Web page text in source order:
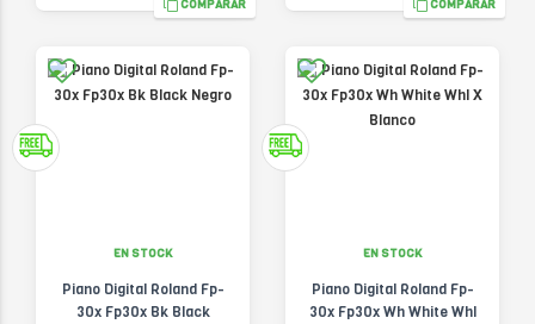
COMPARAR COMPARAR
EN STOCK
Piano Digital Roland Fp-
30x Fp30x Bk Black
EN STOCK
Piano Digital Roland Fp-
30x Fp30x Wh White Whl